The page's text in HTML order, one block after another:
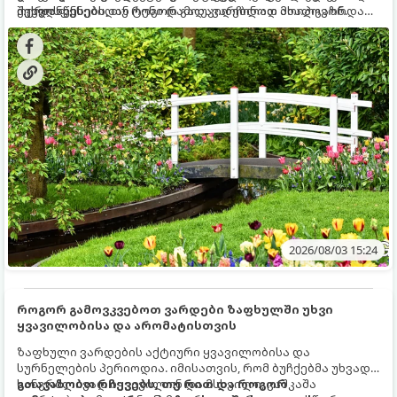
ქვედა ფენებიდან ტენი დამოუკიდებლად მოიპოვონ.
შეხვდნენ.
ოქროს წესებს, თუ როგორ გადავარჩინოთ ახალგაზრდა
ხეები ზაფხულის სიცხეში:
2026/08/03 15:24
როგორ გამოვკვებოთ ვარდები ზაფხულში უხვი
ყვავილობისა და არომატისთვის
ზაფხული ვარდების აქტიური ყვავილობისა და
სურნელების პერიოდია. იმისათვის, რომ ბუჩქებმა უხვად,
ხანგრძლივად იყვავილონ და მსხვილი, კაშკაშა
გთავაზობთ რჩევებს, თუ რით და როგორ